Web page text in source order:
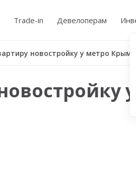
Trade-in Девелоперам
новостройку у метро